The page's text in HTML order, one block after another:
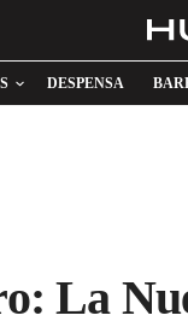
DESPENSA
La